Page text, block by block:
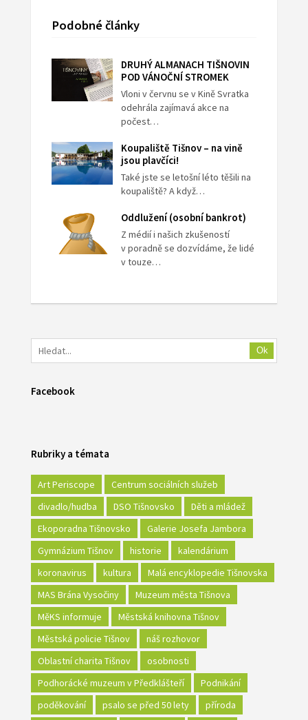
Podobné články
DRUHÝ ALMANACH TIŠNOVIN
POD VÁNOČNÍ STROMEK
Vloni v červnu se v Kině Svratka
odehrála zajímavá akce na
počest…
Koupaliště Tišnov – na vině
jsou plavčíci!
Také jste se letošní léto těšili na
koupaliště? A když…
Oddlužení (osobní bankrot)
Z médií i našich zkušeností
v poradně se dozvídáme, že lidé
v touze…
Ok
Facebook
Rubriky a témata
Art Periscope
Centrum sociálních služeb
divadlo/hudba
DSO Tišnovsko
Děti a mládež
Ekoporadna Tišnovsko
Galerie Josefa Jambora
Gymnázium Tišnov
historie
kalendárium
koronavirus
kultura
Malá encyklopedie Tišnovska
MAS Brána Vysočiny
Muzeum města Tišnova
MěKS informuje
Městská knihovna Tišnov
Městská policie Tišnov
náš rozhovor
Oblastní charita Tišnov
osobnosti
Podhorácké muzeum v Předklášteří
Podnikání
poděkování
psalo se před 50 lety
příroda